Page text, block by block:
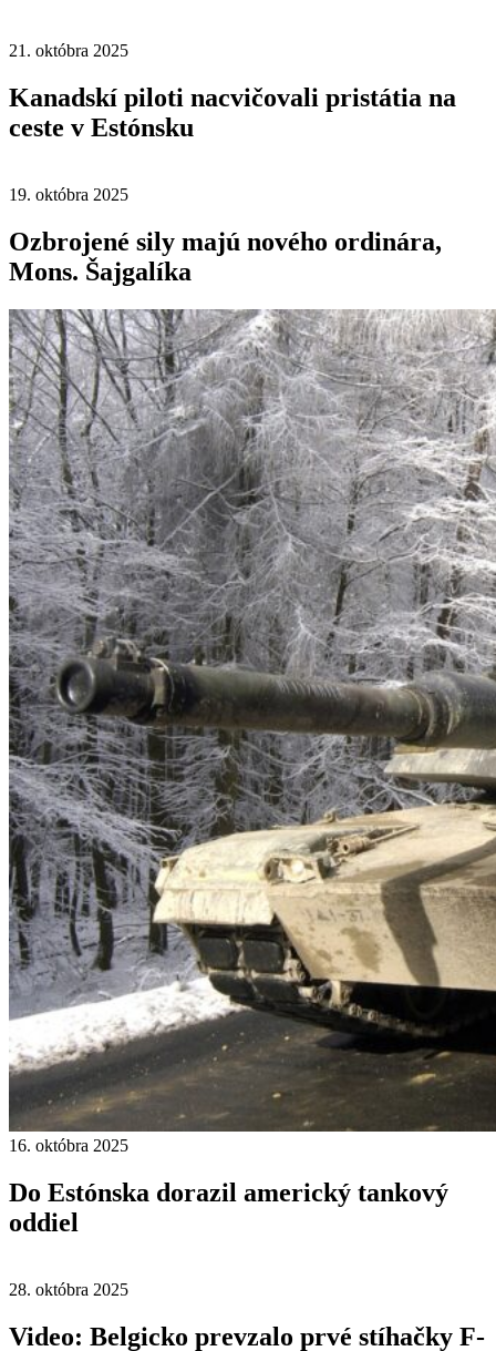
21. októbra 2025
Kanadskí piloti nacvičovali pristátia na
ceste v Estónsku
19. októbra 2025
Ozbrojené sily majú nového ordinára,
Mons. Šajgalíka
16. októbra 2025
Do Estónska dorazil americký tankový
oddiel
28. októbra 2025
Video: Belgicko prevzalo prvé stíhačky F-